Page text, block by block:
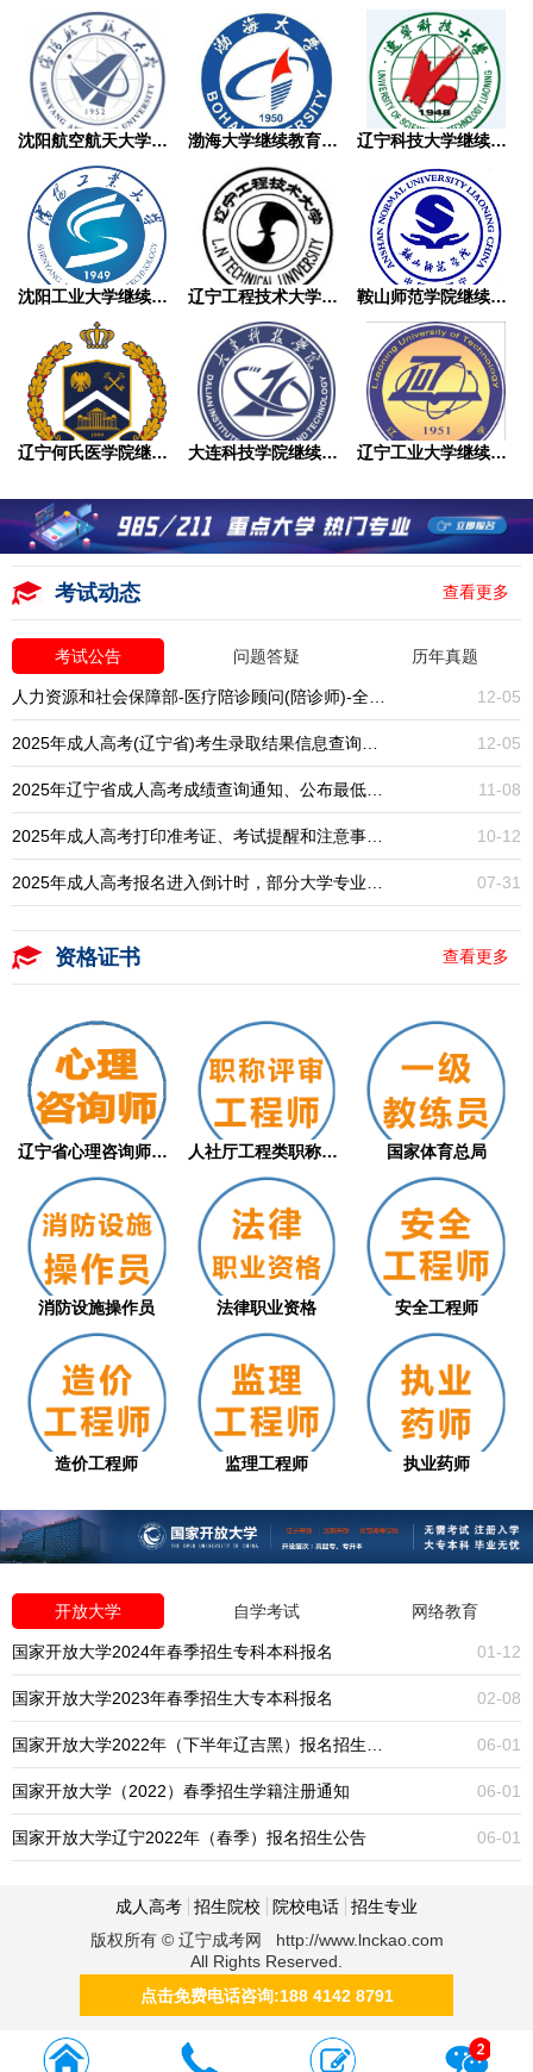
沈阳航空航天大学继续教育学院成人高考 渤海大学继续教育学院成人高考 辽宁科技大学继续教育学院成人高考
沈阳工业大学继续教育学院成人高考 辽宁工程技术大学继续教育学院成人高考 鞍山师范学院继续教育学院成人高考
辽宁何氏医学院继续教育学院成人高考 大连科技学院继续教育学院成人高考 辽宁工业大学继续教育学院成人高考
考试动态 查看更多
考试公告 问题答疑 历年真题
12-05
12-05
11-08
10-12
07-31
资格证书 查看更多
辽宁省心理咨询师职业技能等级评价证书（从... 人社厅工程类职称评审 国家体育总局
消防设施操作员 法律职业资格 安全工程师
造价工程师 监理工程师 执业药师
开放大学 自学考试 网络教育
01-12
国家开放大学2024年春季招生专科本科报名
02-08
国家开放大学2023年春季招生大专本科报名
06-01
06-01
国家开放大学（2022）春季招生学籍注册通知
06-01
国家开放大学辽宁2022年（春季）报名招生公告
成人高考 招生院校 院校电话
招生专业
版权所有 © 辽宁成考网 http://www.lnckao.com
All Rights Reserved.
点击免费电话咨询:188 4142 8791